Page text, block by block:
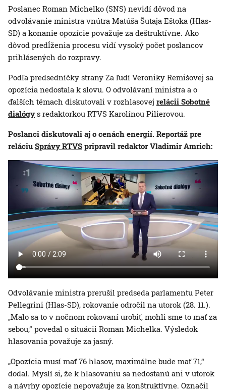
Poslanec Roman Michelko (SNS) nevidí dôvod na
odvolávanie ministra vnútra Matúša Šutaja Eštoka (Hlas-
SD) a konanie opozície považuje za deštruktívne. Ako
dôvod predĺženia procesu vidí vysoký počet poslancov
prihlásených do rozpravy.
Podľa predsedníčky strany Za ľudí Veroniky Remišovej sa
opozícia nedostala k slovu. O odvolávaní ministra a o
ďalších témach diskutovali v rozhlasovej relácii Sobotné
dialógys redaktorkou RTVS Karolínou Pilierovou.
Poslanci diskutovali aj o cenách energií. Reportáž pre
reláciu Správy RTVS pripravil redaktor Vladimir Amrich:
Odvolávanie ministra prerušil predseda parlamentu Peter
Pellegrini (Hlas-SD), rokovanie odročil na utorok (28. 11.).
„Malo sa to v nočnom rokovaní urobiť, mohli sme to mať za
sebou,” povedal o situácii Roman Michelka. Výsledok
hlasovania považuje za jasný.
„Opozícia musí mať 76 hlasov, maximálne bude mať 71,“
dodal. Myslí si, že k hlasovaniu sa nedostanú ani v utorok
a návrhy opozície nepovažuje za konštruktívne. Označil